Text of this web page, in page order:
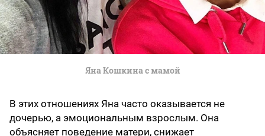
Яна Кошкина с мамой
В этих отношениях Яна часто оказывается не
дочерью, а эмоциональным взрослым. Она
объясняет поведение матери, снижает